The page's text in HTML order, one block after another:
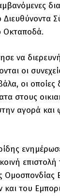
Διευθύνοντα
Οκταποδά.
να
οι
οι οποίες
στους
αγορά και
επιστολή
Ομοσπονδίας
και του